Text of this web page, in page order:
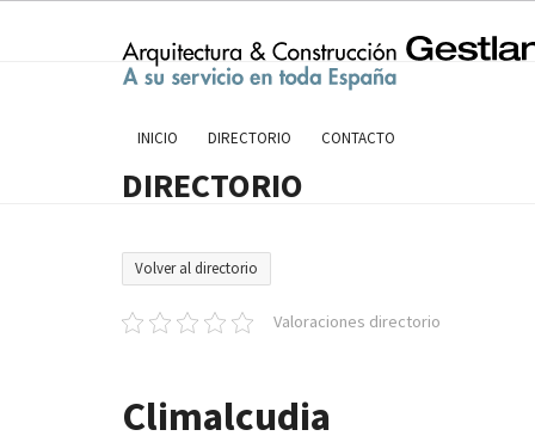
INICIO DIRECTORIO CONTACTO
DIRECTORIO
Volver al directorio
Valoraciones directorio
Climalcudia